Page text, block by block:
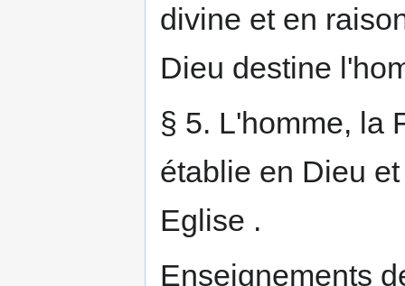
divine et en
Dieu destine
§ 5. L'homme, la
établie en Dieu
Eglise .
Enseignements